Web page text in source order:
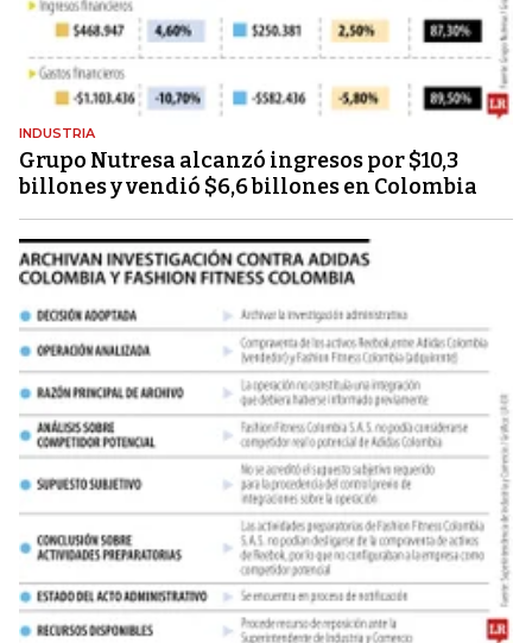
INDUSTRIA
Grupo Nutresa alcanzó ingresos por $10,3
billones y vendió $6,6 billones en Colombia